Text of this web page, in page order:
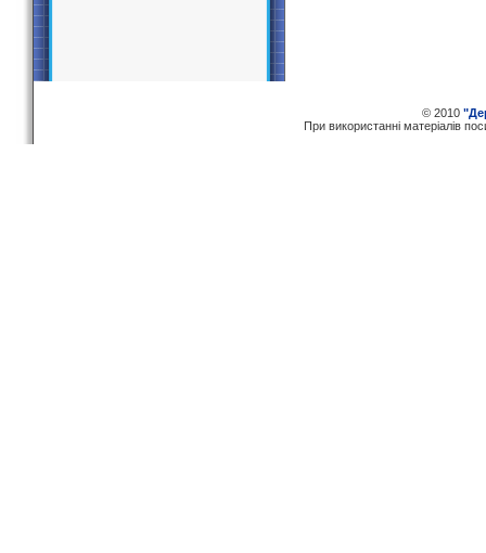
© 2010
При використаннi матерiалiв